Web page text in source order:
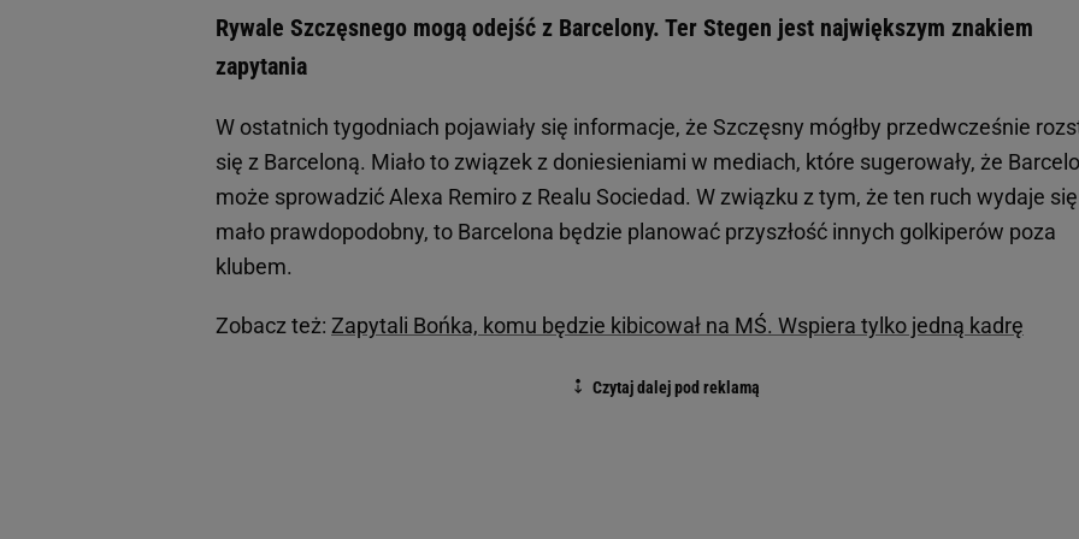
Rywale Szczęsnego mogą odejść z Barcelony. Ter Stegen jest największym znakiem
zapytania
W ostatnich tygodniach pojawiały się informacje, że Szczęsny mógłby przedwcześnie
się z Barceloną. Miało to związek z doniesieniami w mediach, które sugerowały, że
może sprowadzić Alexa Remiro z Realu Sociedad. W związku z tym, że ten ruch wydaje się
mało prawdopodobny, to Barcelona będzie planować przyszłość innych golkiperów poza
klubem.
Zobacz też: Zapytali Bońka, komu będzie kibicował na MŚ. Wspiera tylko jedną kadrę